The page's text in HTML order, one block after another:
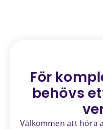
För
behövs
Välkommen att höra